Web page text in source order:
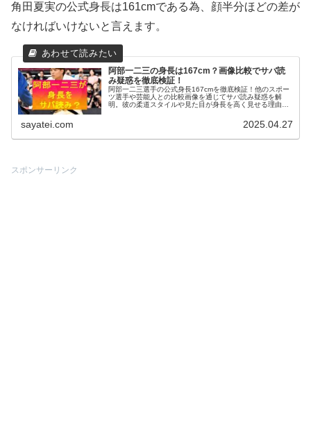
角田夏実の公式身長は161cmである為、顔半分ほどの差が
なければいけないと言えます。
阿部一二三の身長は167cm？画像比較でサバ読
み疑惑を徹底検証！
阿部一二三選手の公式身長167cmを徹底検証！他のスポー
ツ選手や芸能人との比較画像を通じてサバ読み疑惑を解
明。彼の柔道スタイルや見た目が身長を高く見せる理由も
sayatei.com 2025.04.27
スポンサーリンク